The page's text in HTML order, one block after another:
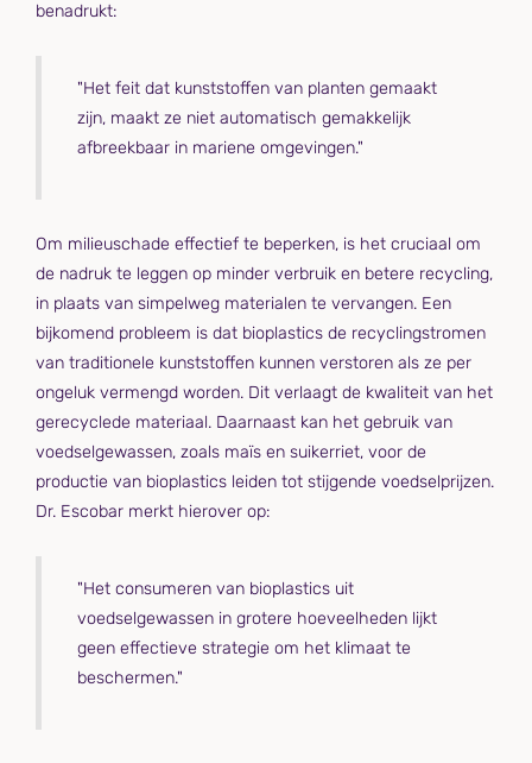
benadrukt:
"Het feit dat kunststoffen van planten gemaakt
zijn, maakt ze niet automatisch gemakkelijk
afbreekbaar in mariene omgevingen."
Om milieuschade effectief te beperken, is het cruciaal om
de nadruk te leggen op minder verbruik en betere recycling,
in plaats van simpelweg materialen te vervangen. Een
bijkomend probleem is dat bioplastics de recyclingstromen
van traditionele kunststoffen kunnen verstoren als ze per
ongeluk vermengd worden. Dit verlaagt de kwaliteit van het
gerecyclede materiaal. Daarnaast kan het gebruik van
voedselgewassen, zoals maïs en suikerriet, voor de
productie van bioplastics leiden tot stijgende voedselprijzen.
Dr. Escobar merkt hierover op:
"Het consumeren van bioplastics uit
voedselgewassen in grotere hoeveelheden lijkt
geen effectieve strategie om het klimaat te
beschermen."